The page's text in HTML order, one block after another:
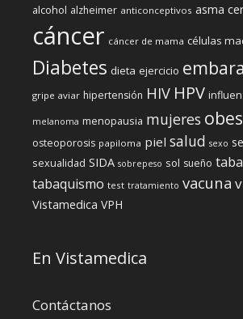
alcohol alzheimer anticonceptivos asma
cáncer cáncer de mama células
Diabetes dieta ejercicio
gripe aviar hipertensión HIV HPV
melanoma menopausia mujeres
osteoporosis papiloma piel salud sexo
sexualidad SIDA sobrepeso sol sueño
tabaquismo test tratamiento vacuna
Vistamedica VPH
En Vistamedica
Contáctanos